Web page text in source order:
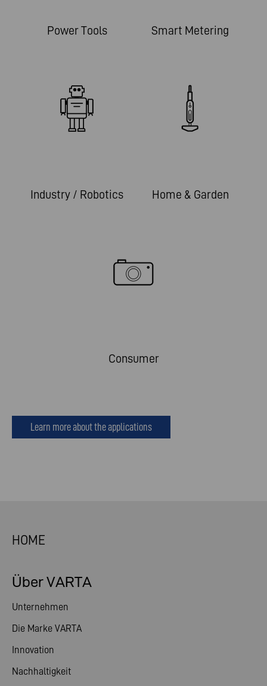
Power Tools Smart Metering
Industry / Robotics Home & Garden
Consumer
Learn more about the applications
HOME
Über VARTA
Unternehmen
Die Marke VARTA
Innovation
Nachhaltigkeit